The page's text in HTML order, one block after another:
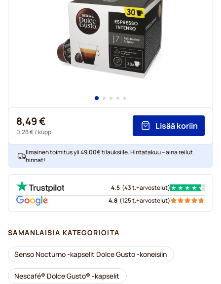
8,49 €
0,28 €/ kuppi
Lisää koriin
Ilmainen toimitus yli 49,00€ tilauksille. Hintatakuu – aina reilut
hinnat!
4.5 (43 t.+arvostelut)
4.8 (125 t.+arvostelut)
SAMANLAISIA KATEGORIOITA
Senso Nocturno -kapselit Dolce Gusto -koneisiin
Nescafé® Dolce Gusto® -kapselit